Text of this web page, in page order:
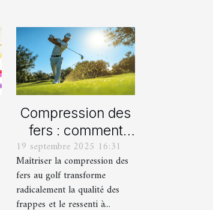
Compression des
fers : comment
obtenir des
frappes plus
solides ?
19 septembre 2025 16:31
Maîtriser la compression des
fers au golf transforme
radicalement la qualité des
frappes et le ressenti à...